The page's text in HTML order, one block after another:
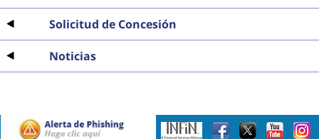
Solicitud de Concesión
Noticias